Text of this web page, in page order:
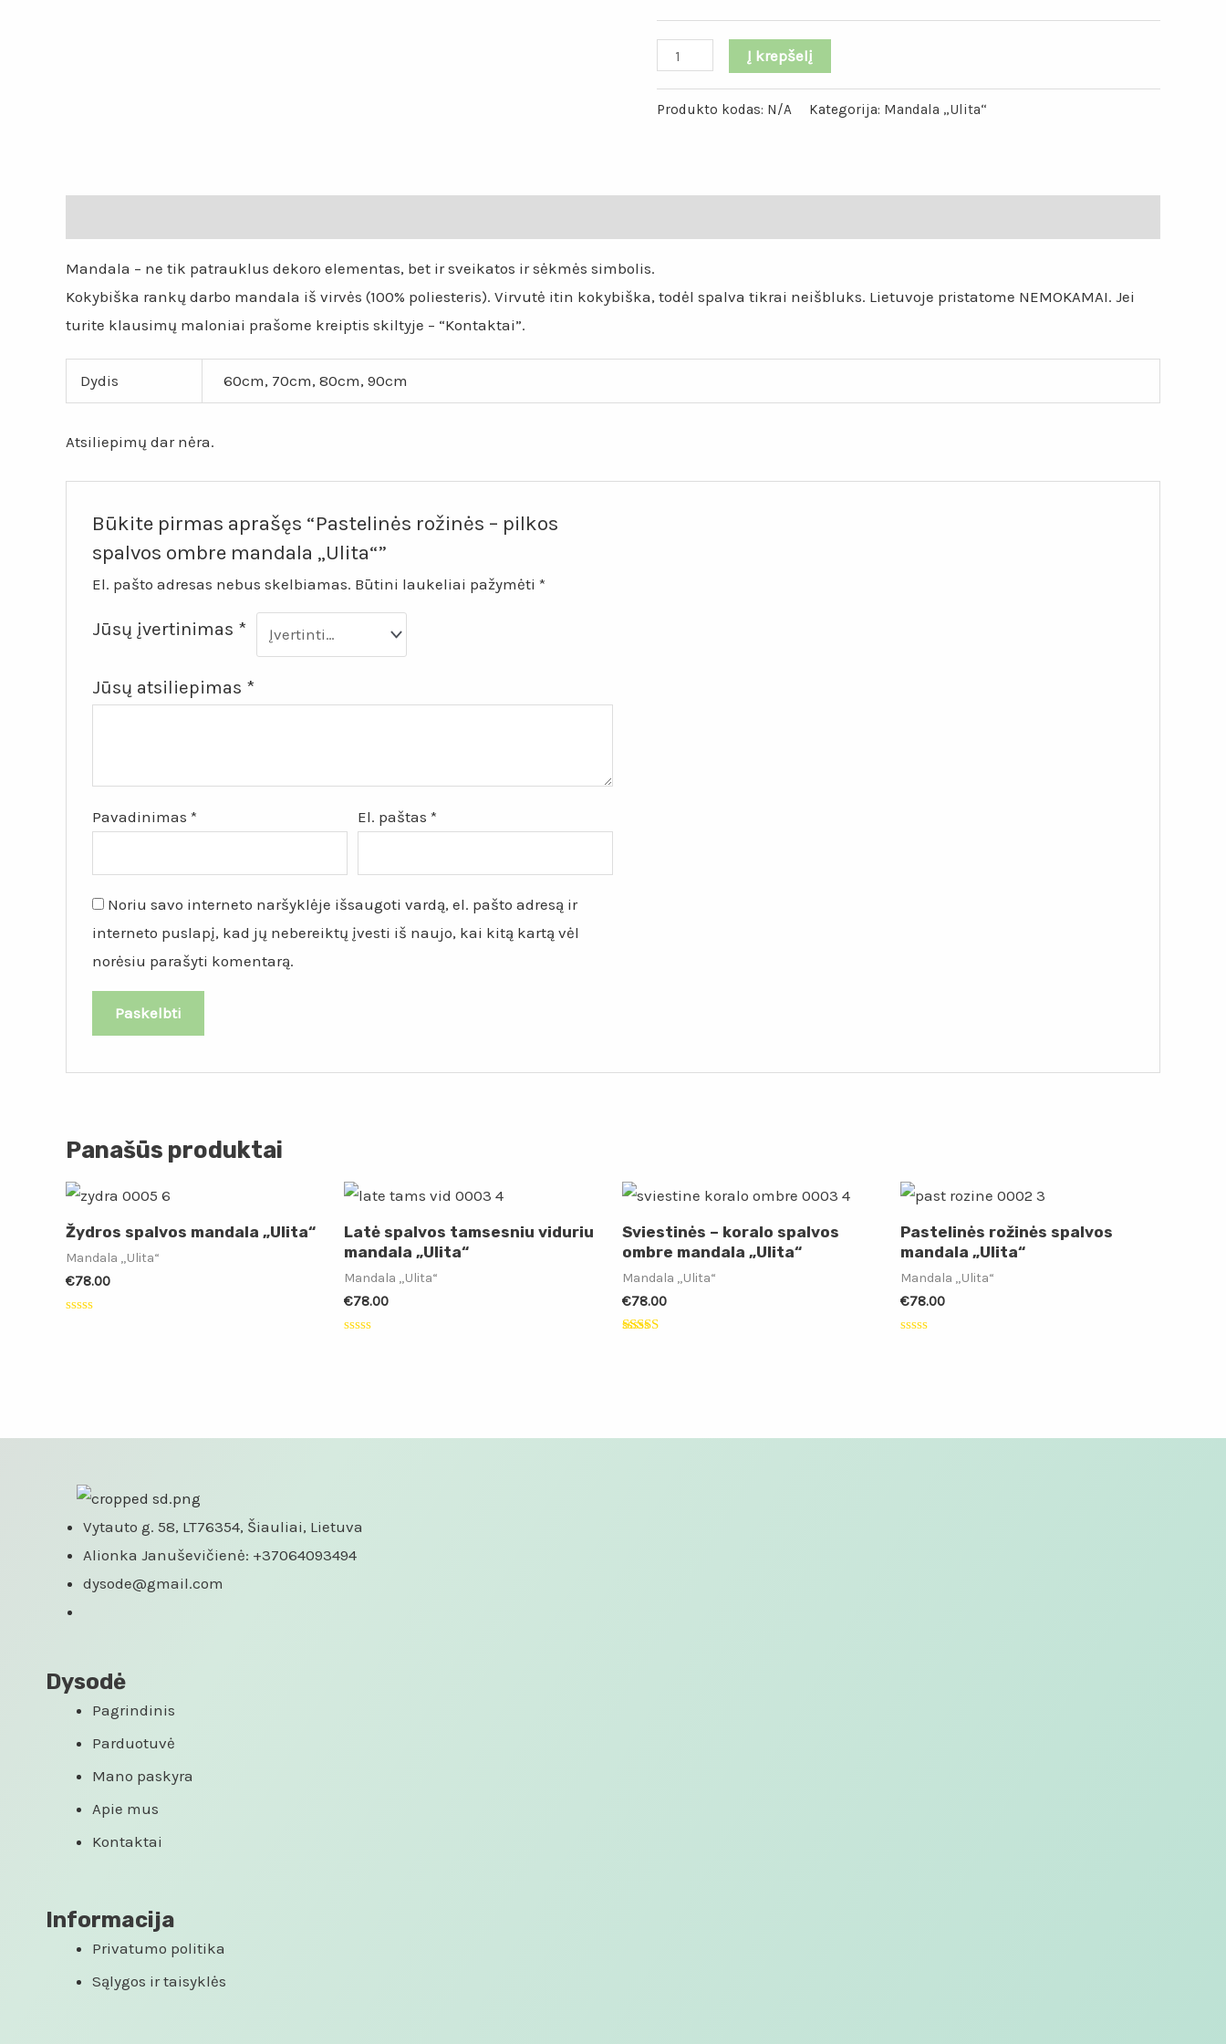
produkto
Pastelinės
pilkos
„Ulita“
Į krepšelį
Produkto kodas: N/A Kategorija: Mandala „Ulita“
Mandala – ne tik patrauklus dekoro elementas, bet ir sveikatos ir sėkmės simbolis.
Kokybiška rankų darbo mandala iš virvės (100% poliesteris). Virvutė itin kokybiška, todėl spalva tikrai neišbluks. Lietuvoje pristatome NEMOKAMAI. Jei
turite klausimų maloniai prašome kreiptis skiltyje – “Kontaktai”.
Dydis 60cm, 70cm, 80cm, 90cm
Atsiliepimų dar nėra.
Būkite pirmas aprašęs “Pastelinės rožinės – pilkos
spalvos ombre mandala „Ulita“”
El. pašto adresas nebus skelbiamas. Būtini laukeliai pažymėti*
Jūsų įvertinimas *
Jūsų atsiliepimas *
Pavadinimas* El. paštas*
Noriu savo interneto naršyklėje išsaugoti vardą, el. pašto adresą ir
interneto puslapį, kad jų nebereiktų įvesti iš naujo, kai kitą kartą vėl
norėsiu parašyti komentarą.
Panašūs produktai
Žydros spalvos mandala „Ulita“
Mandala „Ulita“
€78.00
Latė spalvos tamsesniu viduriu
mandala „Ulita“
Mandala „Ulita“
€78.00
Sviestinės – koralo spalvos
ombre mandala „Ulita“
Mandala „Ulita“
€78.00
Pastelinės rožinės spalvos
mandala „Ulita“
Mandala „Ulita“
€78.00
Vytauto g. 58, LT76354, Šiauliai, Lietuva
Alionka Januševičienė: +37064093494
dysode@gmail.com
Dysodė
Pagrindinis
Parduotuvė
Mano paskyra
Apie mus
Kontaktai
Informacija
Privatumo politika
Sąlygos ir taisyklės